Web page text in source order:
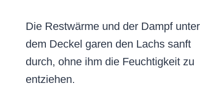
Die Restwärme und der Dampf unter
dem Deckel garen den Lachs sanft
durch, ohne ihm die Feuchtigkeit zu
entziehen.